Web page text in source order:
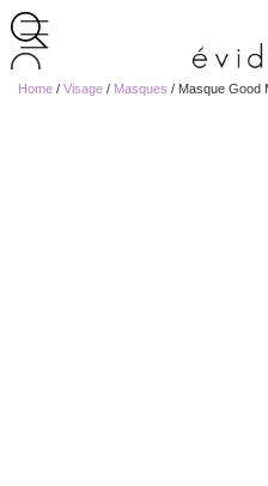
de
Home / Visage / Masques / Masque Good